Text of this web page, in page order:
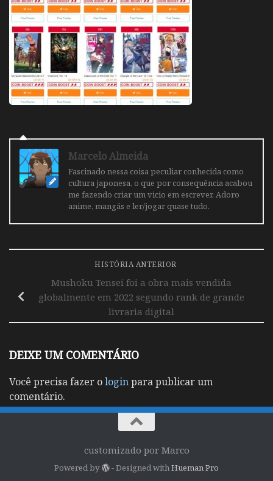
Marcelo Almeida
Fascinado nessa coisa peculiar conhecida como
cultura japonesa, o que por consequência acabou
me fazendo criar um vicio em escrever. Adoro
anime, mangás e ler/jogar quase tudo.
HISTÓRIA ANTERIOR
Mushoku Tensei foi a obra mais vendida
globalmente em 2022 segundo rank de grande
livraria digital
DEIXE UM COMENTÁRIO
Você precisa fazer ologinpara publicar um
comentário.
customizado por Marco
Powered by - Designed with Hueman Pro